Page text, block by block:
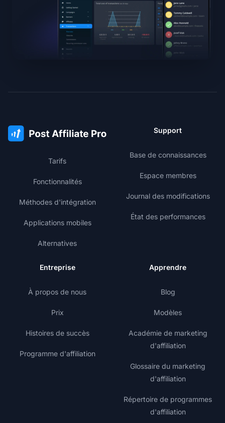
Tarifs
Fonctionnalités
Méthodes d'intégration
Applications mobiles
Alternatives
Support
Base de connaissances
Espace membres
Journal des modifications
État des performances
Entreprise
À propos de nous
Prix
Histoires de succès
Programme d'affiliation
Apprendre
Blog
Modèles
Académie de marketing
d'affiliation
Glossaire du marketing
d'affiliation
Répertoire de programmes
d'affiliation